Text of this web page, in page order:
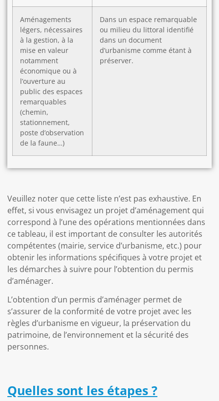
Aménagements
légers, nécessaires
à la gestion, à la
mise en valeur
notamment
économique ou à
l’ouverture au
public des espaces
remarquables
(chemin,
stationnement,
poste d’observation
de la faune…)
Dans un espace remarquable
ou milieu du littoral identifié
dans un document
d’urbanisme comme étant à
préserver.
Veuillez noter que cette liste n’est pas exhaustive. En
effet, si vous envisagez un projet d’aménagement qui
correspond à l’une des opérations mentionnées dans
ce tableau, il est important de consulter les autorités
compétentes (mairie, service d’urbanisme, etc.) pour
obtenir les informations spécifiques à votre projet et
les démarches à suivre pour l’obtention du permis
d’aménager.
L’obtention d’un permis d’aménager permet de
s’assurer de la conformité de votre projet avec les
règles d’urbanisme en vigueur, la préservation du
patrimoine, de l’environnement et la sécurité des
personnes.
Quelles sont les étapes ?